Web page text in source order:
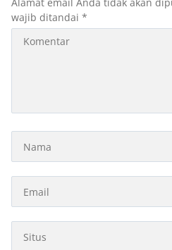
Alamat email Anda tidak akan
wajib ditandai *